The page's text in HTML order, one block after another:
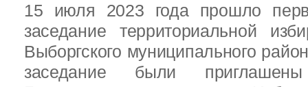
15 июля 2023 года прошло
заседание территориальной
Выборгского муниципального
заседание были